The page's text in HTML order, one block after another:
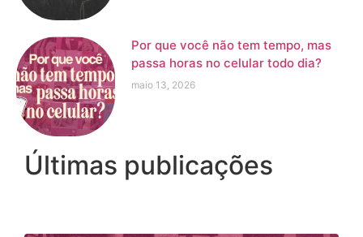
Por que você não tem tempo, mas
passa horas no celular todo dia?
maio 13, 2026
Últimas publicações